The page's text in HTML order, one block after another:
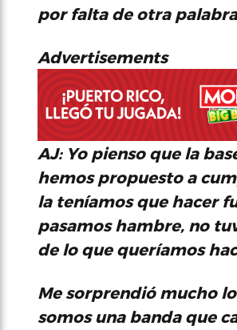
por falta de otra
Advertisements
AJ:Yo pienso que la
hemos propuesto a
la teníamos que hacer
pasamos hambre, no
de lo que queríamos
Me sorprendió mucho
somos una banda que